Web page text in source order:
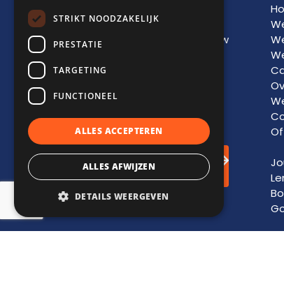
adviesgesprek biedt
inzicht in
voor jouw
voor toekomstige
informeren door onze
experts.
Adviesgesprek
inplannen!
STRIKT NOODZAKELIJK
PRESTATIE
TARGETING
FUNCTIONEEL
ALLES ACCEPTEREN
ALLES AFWIJZEN
DETAILS WEERGEVEN